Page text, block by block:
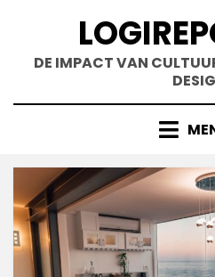
inhoudDE IMPACT VAN